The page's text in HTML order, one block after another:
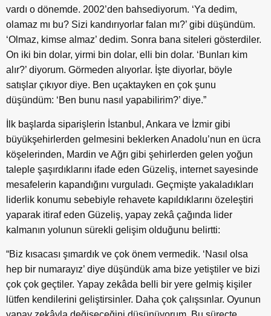
vardı o dönemde. 2002’den bahsediyorum. ‘Ya dedim,
olamaz mı bu? Sizi kandırıyorlar falan mı?’ gibi düşündüm.
‘Olmaz, kimse almaz’ dedim. Sonra bana siteleri gösterdiler.
On iki bin dolar, yirmi bin dolar, elli bin dolar. ‘Bunları kim
alır?’ diyorum. Görmeden alıyorlar. İşte diyorlar, böyle
satışlar çıkıyor diye. Ben uçaktayken en çok şunu
düşündüm: ‘Ben bunu nasıl yapabilirim?’ diye.”
İlk başlarda siparişlerin İstanbul, Ankara ve İzmir gibi
büyükşehirlerden gelmesini beklerken Anadolu’nun en ücra
köşelerinden, Mardin ve Ağrı gibi şehirlerden gelen yoğun
taleple şaşırdıklarını ifade eden Güzeliş, internet sayesinde
mesafelerin kapandığını vurguladı. Geçmişte yakaladıkları
liderlik konumu sebebiyle rehavete kapıldıklarını özeleştiri
yaparak itiraf eden Güzeliş, yapay zekâ çağında lider
kalmanın yolunun sürekli gelişim olduğunu belirtti:
“Biz kısacası şımardık ve çok önem vermedik. ‘Nasıl olsa
hep bir numarayız’ diye düşündük ama bize yetiştiler ve bizi
çok çok geçtiler. Yapay zekâda belli bir yere gelmiş kişiler
lütfen kendilerini geliştirsinler. Daha çok çalışsınlar. Oyunun